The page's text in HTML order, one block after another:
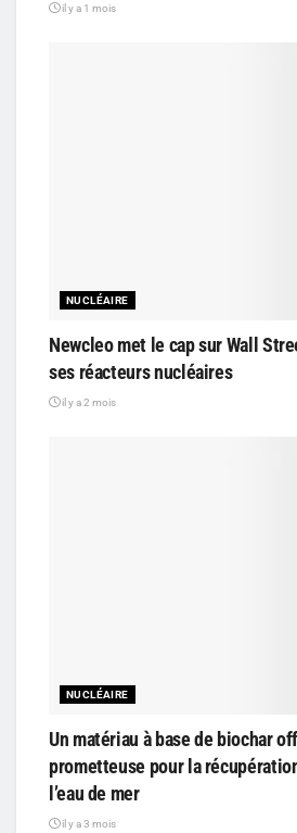
il y a 1 mois
NUCLÉAIRE
Newcleo met le cap sur Wall
ses réacteurs nucléaires
il y a 2 mois
NUCLÉAIRE
Un matériau à base de biochar
prometteuse pour la
l’eau de mer
il y a 3 mois